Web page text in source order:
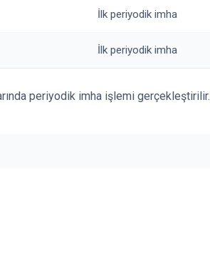
İlk periyodik imha
İlk periyodik imha
periyodik imha işlemi gerçekleştirilir.